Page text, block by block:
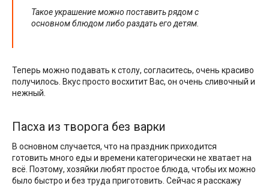
Такое украшение можно поставить рядом с
основном блюдом либо раздать его детям.
Теперь можно подавать к столу, согласитесь, очень красиво
получилось. Вкус просто восхитит Вас, он очень сливочный и
нежный.
Пасха из творога без варки
В основном случается, что на праздник приходится
готовить много еды и времени категорически не хватает на
всё. Поэтому, хозяйки любят простое блюда, чтобы их можно
было быстро и без труда приготовить. Сейчас я расскажу